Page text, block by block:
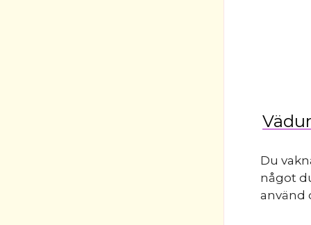
Du
något
använd